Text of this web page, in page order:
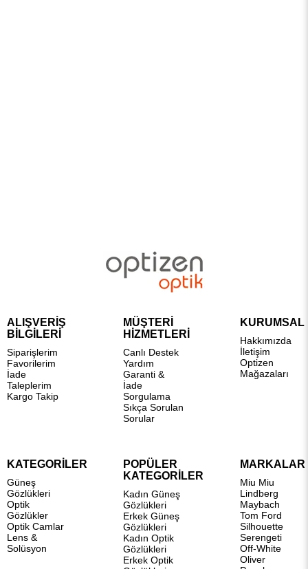
ALIŞVERİŞ
BİLGİLERİ
Siparişlerim
Favorilerim
İade
Taleplerim
Kargo Takip
MÜŞTERİ
HİZMETLERİ
Canlı Destek
Yardım
Garanti &
İade
Sorgulama
Sıkça Sorulan
Sorular
KURUMSAL
Hakkımızda
İletişim
Optizen
Mağazaları
KATEGORİLER
Güneş
Gözlükleri
Optik
Gözlükler
Optik Camlar
Lens &
Solüsyon
POPÜLER
KATEGORİLER
Kadın Güneş
Gözlükleri
Erkek Güneş
Gözlükleri
Kadın Optik
Gözlükleri
Erkek Optik
MARKALAR
Miu Miu
Lindberg
Maybach
Tom Ford
Silhouette
Serengeti
Off-White
Oliver